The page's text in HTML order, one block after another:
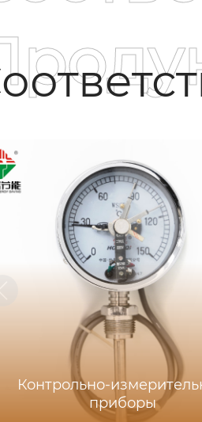
Контрольно-
приборы